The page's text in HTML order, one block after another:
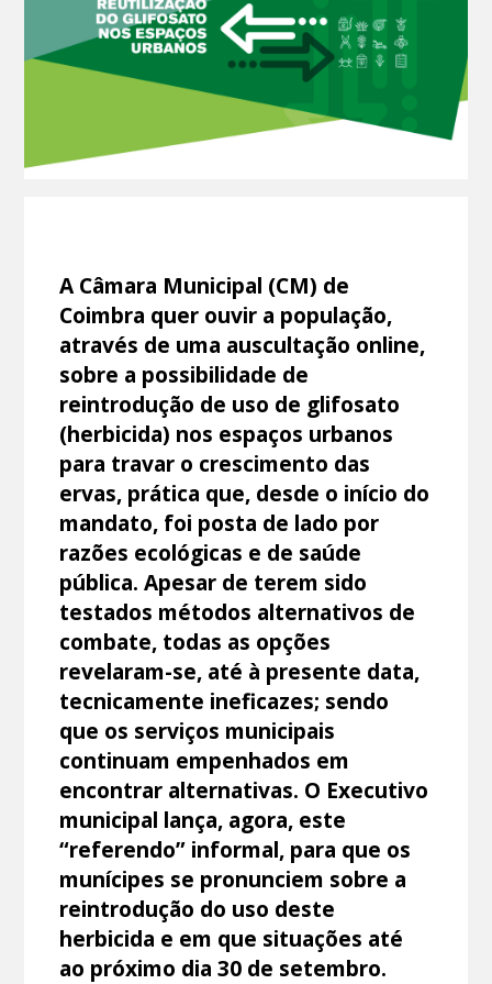
A Câmara Municipal (CM) de
Coimbra quer ouvir a população,
através de uma auscultação online,
sobre a possibilidade de
reintrodução de uso de glifosato
(herbicida) nos espaços urbanos
para travar o crescimento das
ervas, prática que, desde o início do
mandato, foi posta de lado por
razões ecológicas e de saúde
pública. Apesar de terem sido
testados métodos alternativos de
combate, todas as opções
revelaram-se, até à presente data,
tecnicamente ineficazes; sendo
que os serviços municipais
continuam empenhados em
encontrar alternativas. O Executivo
municipal lança, agora, este
“referendo” informal, para que os
munícipes se pronunciem sobre a
reintrodução do uso deste
herbicida e em que situações até
ao próximo dia 30 de setembro.